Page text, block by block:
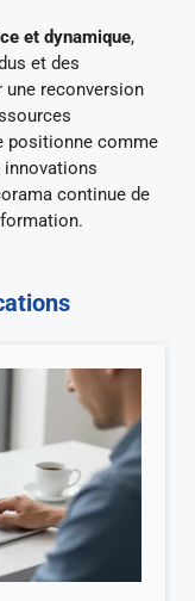
et dynamique,
et des
une reconversion
positionne comme
innovations
continue de